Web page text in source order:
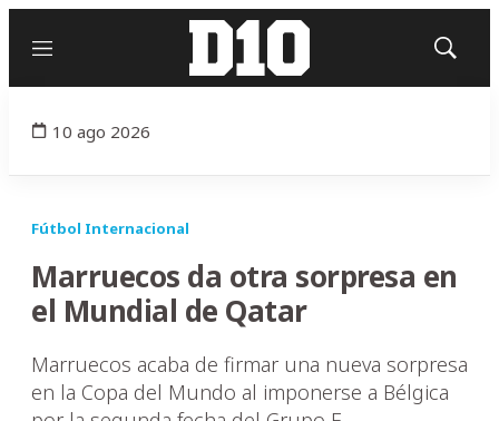
Menú
Mostrar
10 ago 2026
Fútbol Internacional
Marruecos da otra sorpresa en
el Mundial de Qatar
Marruecos acaba de firmar una nueva sorpresa
en la Copa del Mundo al imponerse a Bélgica